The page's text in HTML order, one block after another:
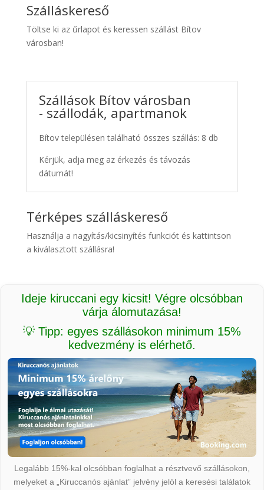
Kiwi
Taxi
Szálláskereső
Töltse ki az űrlapot és keressen szállást Bítov
városban!
Szállások Bítov városban
- szállodák, apartmanok
Bítov településen található összes szállás: 8 db
Kérjük, adja meg az érkezés és távozás
dátumát!
Térképes szálláskereső
Használja a nagyítás/kicsinyítés funkciót és kattintson
a kiválasztott szállásra!
Ideje kiruccani egy kicsit! Végre olcsóbban
várja álomutazása!
💡 Tipp: egyes szállásokon minimum 15%
kedvezmény is elérhető.
Legalább 15%-kal olcsóbban foglalhat a résztvevő szállásokon,
melyeket a „Kiruccanós ajánlat” jelvény jelöl a keresési találatok